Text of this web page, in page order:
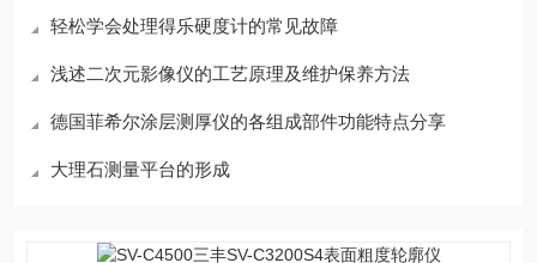
轻松学会处理得乐硬度计的常见故障
浅述二次元影像仪的工艺原理及维护保养方法
德国菲希尔涂层测厚仪的各组成部件功能特点分享
大理石测量平台的形成